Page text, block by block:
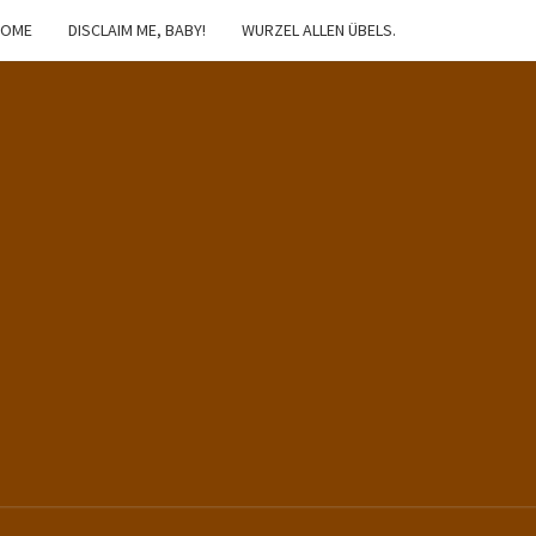
DISCLAIM ME, BABY! WURZEL ALLEN ÜBELS.